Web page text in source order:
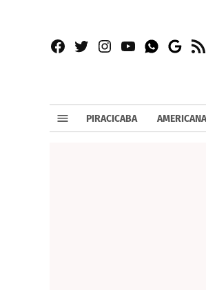
Facebook
TwitterInstagram
YouTubeWhatsapp
Google
RSS
PIRACICABA AMERICANA